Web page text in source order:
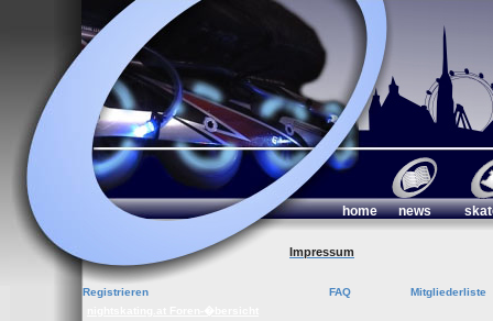
home news
Impressum
Registrieren FAQ
Mitgliederliste